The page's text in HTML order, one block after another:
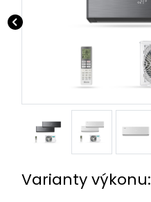
Varianty výkonu: